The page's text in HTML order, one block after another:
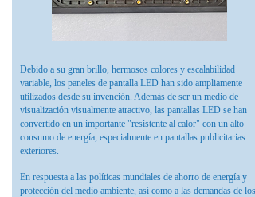
Debido a su gran brillo, hermosos colores y escalabilidad
variable, los paneles de pantalla LED han sido ampliamente
utilizados desde su invención. Además de ser un medio de
visualización visualmente atractivo, las pantallas LED se han
convertido en un importante "resistente al calor" con un alto
consumo de energía, especialmente en pantallas publicitarias
exteriores.
En respuesta a las políticas mundiales de ahorro de energía y
protección del medio ambiente, así como a las demandas de los